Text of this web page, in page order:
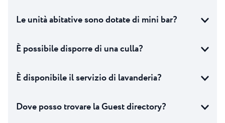
Le unità abitative sono dotate di mini bar?
È possibile disporre di una culla?
È disponibile il servizio di lavanderia?
Dove posso trovare la Guest directory?